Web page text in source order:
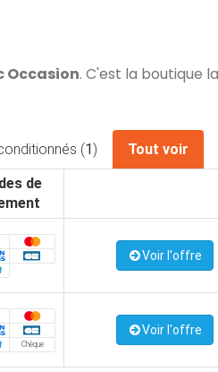
Occasion. C'est la boutique
(1) Tout voir
de
Voir l'offre
Chèque
Voir l'offre